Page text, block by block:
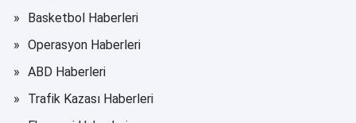
Basketbol Haberleri
Operasyon Haberleri
ABD Haberleri
Trafik Kazası Haberleri